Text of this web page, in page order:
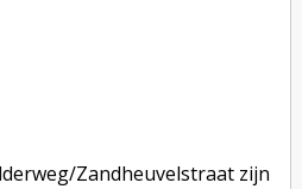
Zandheuvelstraat zijn